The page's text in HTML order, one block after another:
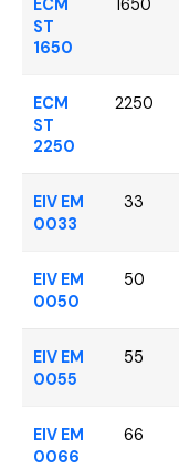
ECM
ST
1650
1650
ECM
ST
2250
2250
EIV EM
0033
33
EIV EM
0050
50
EIV EM
0055
55
EIV EM
0066
66